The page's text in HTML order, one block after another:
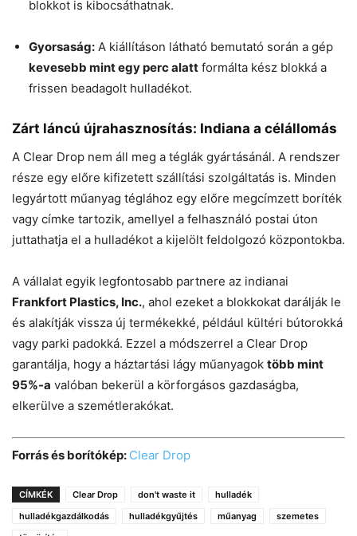
blokkot is kibocsáthatnak.
Gyorsaság: A kiállításon látható bemutató során a gép
kevesebb mint egy perc alatt formálta kész blokká a
frissen beadagolt hulladékot.
Zárt láncú újrahasznosítás: Indiana a célállomás
A Clear Drop nem áll meg a téglák gyártásánál. A rendszer
része egy előre kifizetett szállítási szolgáltatás is. Minden
legyártott műanyag téglához egy előre megcímzett boríték
vagy címke tartozik, amellyel a felhasználó postai úton
juttathatja el a hulladékot a kijelölt feldolgozó központokba.
A vállalat egyik legfontosabb partnere az indianai
Frankfort Plastics, Inc., ahol ezeket a blokkokat darálják le
és alakítják vissza új termékekké, például kültéri bútorokká
vagy parki padokká. Ezzel a módszerrel a Clear Drop
garantálja, hogy a háztartási lágy műanyagok több mint
95%-a valóban bekerül a körforgásos gazdaságba,
elkerülve a szemétlerakókat.
Forrás és borítókép: Clear Drop
CÍMKÉK Clear Drop don't waste it
hulladék
hulladékgazdálkodás
hulladékgyűjtés műanyag
szemetes